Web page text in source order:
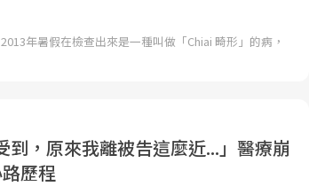
年暑假在檢查出來是一種叫做「Chiai 畸形」的病，
到，原來我離被告這麼近...」醫療崩
歷程